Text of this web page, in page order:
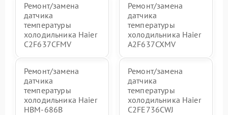
Ремонт/замена
датчика
температуры
холодильника Haier
C2F637CFMV
Ремонт/замена
датчика
температуры
холодильника Haier
A2F637CXMV
Ремонт/замена
датчика
температуры
холодильника Haier
HBM-686B
Ремонт/замена
датчика
температуры
холодильника Haier
C2FE736CWJ